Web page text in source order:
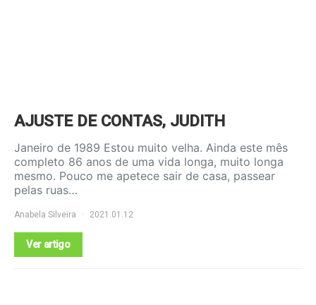
AJUSTE DE CONTAS, JUDITH
Janeiro de 1989 Estou muito velha. Ainda este mês
completo 86 anos de uma vida longa, muito longa
mesmo. Pouco me apetece sair de casa, passear
pelas ruas…
Anabela Silveira 2021.01.12
Ver artigo